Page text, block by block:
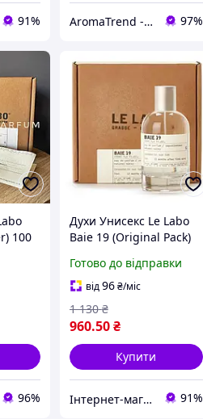
91% AromaTrend - розпив оригінальної парфюмерії 97%
100
96%
Духи Унисекс Le Labo
Baie 19 (Original Pack)
(Оригинальная
Упаковка) 100 мл all К
or41
Готово до відправки
від96 ₴/міс
960.50 ₴
1 130 ₴
Купити
Інтернет-магазин Allegoriya 91%